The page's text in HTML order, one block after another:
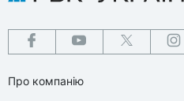
Про компанію